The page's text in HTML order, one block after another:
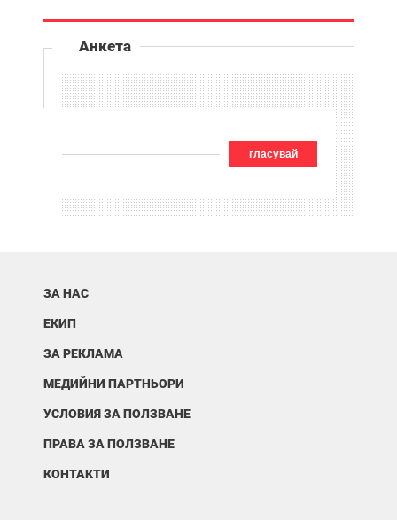
Анкета
гласувай
ЗА НАС
ЕКИП
ЗА РЕКЛАМА
МЕДИЙНИ ПАРТНЬОРИ
УСЛОВИЯ ЗА ПОЛЗВАНЕ
ПРАВА ЗА ПОЛЗВАНЕ
КОНТАКТИ